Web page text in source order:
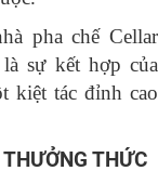
pha chế Cellar
sự kết hợp của
kiệt tác đỉnh cao
THỨC